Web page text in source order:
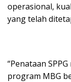
operasional,
yang telah
“Penataan
program MBG